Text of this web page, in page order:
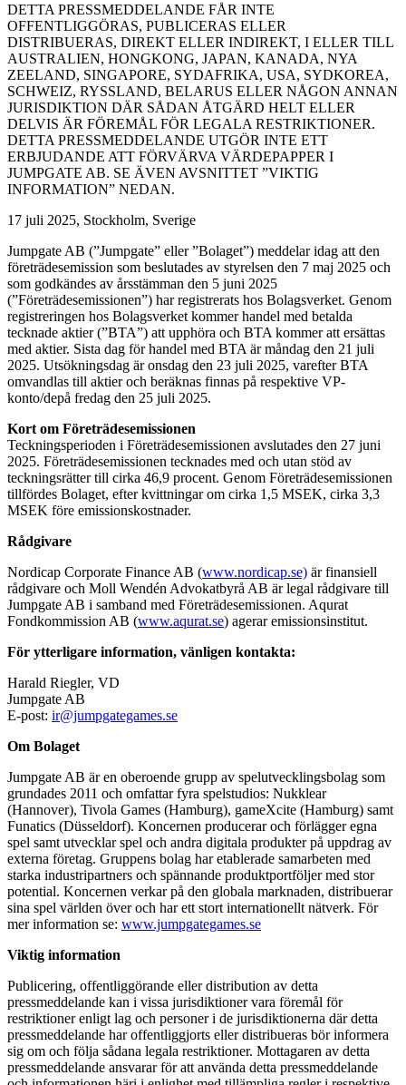
DETTA PRESSMEDDELANDE FÅR INTE
OFFENTLIGGÖRAS, PUBLICERAS ELLER
DISTRIBUERAS, DIREKT ELLER INDIREKT, I ELLER TILL
AUSTRALIEN, HONGKONG, JAPAN, KANADA, NYA
ZEELAND, SINGAPORE, SYDAFRIKA, USA, SYDKOREA,
SCHWEIZ, RYSSLAND, BELARUS ELLER NÅGON ANNAN
JURISDIKTION DÄR SÅDAN ÅTGÄRD HELT ELLER
DELVIS ÄR FÖREMÅL FÖR LEGALA RESTRIKTIONER.
DETTA PRESSMEDDELANDE UTGÖR INTE ETT
ERBJUDANDE ATT FÖRVÄRVA VÄRDEPAPPER I
JUMPGATE AB. SE ÄVEN AVSNITTET ”VIKTIG
INFORMATION” NEDAN.
17 juli 2025, Stockholm, Sverige
Jumpgate AB (”Jumpgate” eller ”Bolaget”) meddelar idag att den
företrädesemission som beslutades av styrelsen den 7 maj 2025 och
som godkändes av årsstämman den 5 juni 2025
(”Företrädesemissionen”) har registrerats hos Bolagsverket. Genom
registreringen hos Bolagsverket kommer handel med betalda
tecknade aktier (”BTA”) att upphöra och BTA kommer att ersättas
med aktier. Sista dag för handel med BTA är måndag den 21 juli
2025. Utsökningsdag är onsdag den 23 juli 2025, varefter BTA
omvandlas till aktier och beräknas finnas på respektive VP-
konto/depå fredag den 25 juli 2025.
Kort om Företrädesemissionen
Teckningsperioden i Företrädesemissionen avslutades den 27 juni
2025. Företrädesemissionen tecknades med och utan stöd av
teckningsrätter till cirka 46,9 procent. Genom Företrädesemissionen
tillfördes Bolaget, efter kvittningar om cirka 1,5 MSEK, cirka 3,3
MSEK före emissionskostnader.
Rådgivare
Nordicap Corporate Finance AB (www.nordicap.se) är finansiell
rådgivare och Moll Wendén Advokatbyrå AB är legal rådgivare till
Jumpgate AB i samband med Företrädesemissionen. Aqurat
Fondkommission AB (www.aqurat.se) agerar emissionsinstitut.
För ytterligare information, vänligen kontakta:
Harald Riegler, VD
Jumpgate AB
E-post: ir@jumpgategames.se
Om Bolaget
Jumpgate AB är en oberoende grupp av spelutvecklingsbolag som
grundades 2011 och omfattar fyra spelstudios: Nukklear
(Hannover), Tivola Games (Hamburg), gameXcite (Hamburg) samt
Funatics (Düsseldorf). Koncernen producerar och förlägger egna
spel samt utvecklar spel och andra digitala produkter på uppdrag av
externa företag. Gruppens bolag har etablerade samarbeten med
starka industripartners och spännande produktportföljer med stor
potential. Koncernen verkar på den globala marknaden, distribuerar
sina spel världen över och har ett stort internationellt nätverk. För
mer information se: www.jumpgategames.se
Viktig information
Publicering, offentliggörande eller distribution av detta
pressmeddelande kan i vissa jurisdiktioner vara föremål för
restriktioner enligt lag och personer i de jurisdiktionerna där detta
pressmeddelande har offentliggjorts eller distribueras bör informera
sig om och följa sådana legala restriktioner. Mottagaren av detta
pressmeddelande ansvarar för att använda detta pressmeddelande